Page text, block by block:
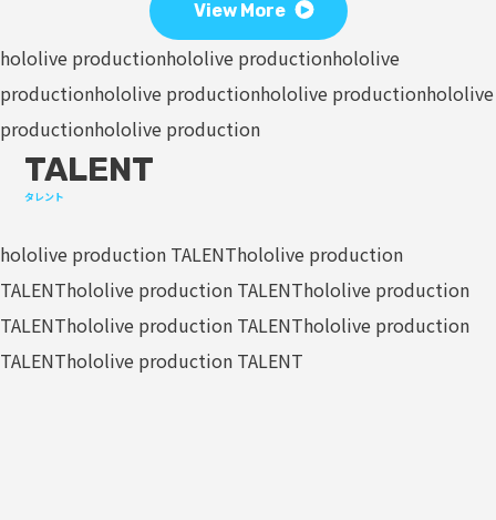
View More
hololive productionhololive productionhololive
productionhololive productionhololive productionhololive
productionhololive production
TALENT
タレント
hololive production TALENThololive production
TALENThololive production TALENThololive production
TALENThololive production TALENThololive production
TALENThololive production TALENT